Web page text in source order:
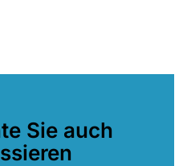
Sie auch